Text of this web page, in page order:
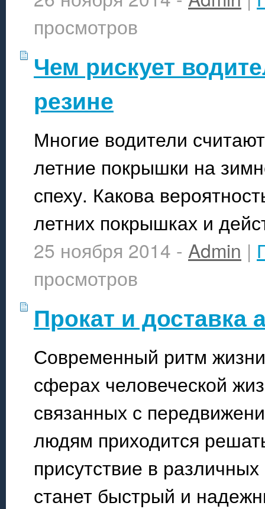
просмотров
Чем рискует
резине
Многие водители
летние покрышки на
спеху. Какова
летних покрышках и
25 ноября 2014 - Admin |
просмотров
Прокат и доставка
Современный ритм
сферах человеческой
связанных с
людям приходится
присутствие в
станет быстрый и